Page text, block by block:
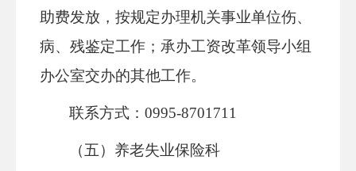
助费发放，按规定办理机关事业单位伤、
病、残鉴定工作；承办工资改革领导小组
办公室交办的其他工作。
联系方式：0995-8701711
（五）养老失业保险科